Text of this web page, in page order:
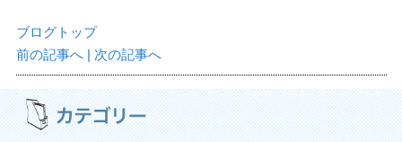
ブログトップ
前の記事へ | 次の記事へ